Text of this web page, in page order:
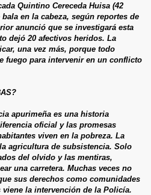
Quintino Cereceda Huisa (42
en la cabeza, según reportes de
anunció que se investigará esta
dejó 20 afectivos heridos. La
una vez más, porque todo
fuego para intervenir en un conflicto
apurimeña es una historia
oficial y las promesas
viven en la pobreza. La
agricultura de subsistencia. Solo
del olvido y las mentiras,
una carretera. Muchas veces no
sus derechos como comunidades
viene la intervención de la Policía.